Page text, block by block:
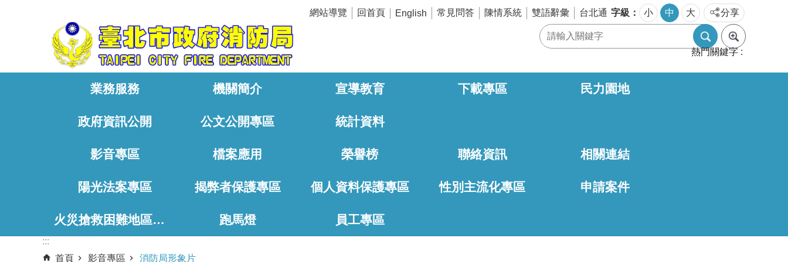
網站導覽 回首頁 English 常見問答 陳情系統 雙語辭彙 台北通 字級 小 中 大 分享
熱門關鍵字
業務服務 機關簡介 宣導教育 下載專區 民力園地
政府資訊公開 公文公開專區 統計資料
影音專區 檔案應用 榮譽榜 聯絡資訊 相關連結
陽光法案專區 揭弊者保護專區 個人資料保護專區 性別主流化專區 申請案件
火災搶救困難地區、消防通道相關資料 跑馬燈 員工專區
:::
首頁
影音專區 消防局形象片